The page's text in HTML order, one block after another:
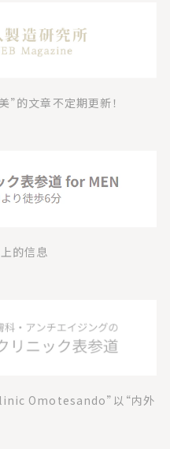
”的文章不定期更新！
的信息
Omotesando”以“内外